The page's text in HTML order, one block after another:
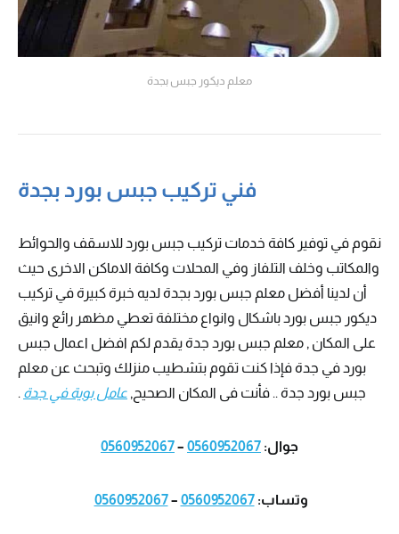
معلم ديكور جبس بجدة
فني تركيب جبس بورد بجدة
نقوم في توفير كافة خدمات تركيب جبس بورد للاسقف والحوائط
والمكاتب وخلف التلفاز وفي المحلات وكافة الاماكن الاخرى حيث
أن لدينا أفضل معلم جبس بورد بجدة لديه خبرة كبيرة في تركيب
ديكور جبس بورد باشكال وانواع مختلفة تعطي مظهر رائع وانيق
على المكان , معلم جبس بورد جدة يقدم لكم افضل اعمال جبس
بورد في جدة فإذا كنت تقوم بتشطيب منزلك وتبحث عن معلم
جبس بورد جدة .. فأنت فى المكان الصحيح, عامل بوية في جدة .
جوال: 0560952067
–
0560952067
وتساب:0560952067
–
0560952067